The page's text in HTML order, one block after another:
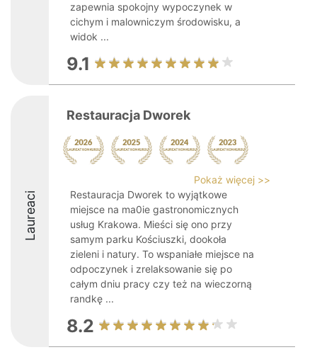
zapewnia spokojny wypoczynek w
cichym i malowniczym środowisku, a
widok ...
9.1
Laureaci
Restauracja Dworek
Pokaż więcej >>
Restauracja Dworek to wyjątkowe
miejsce na ma0ie gastronomicznych
usług Krakowa. Mieści się ono przy
samym parku Kościuszki, dookoła
zieleni i natury. To wspaniałe miejsce na
odpoczynek i zrelaksowanie się po
całym dniu pracy czy też na wieczorną
randkę ...
8.2